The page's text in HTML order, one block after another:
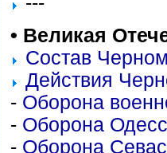
• Великая
Состав
Действия
- Оборона
- Оборона
- Оборона